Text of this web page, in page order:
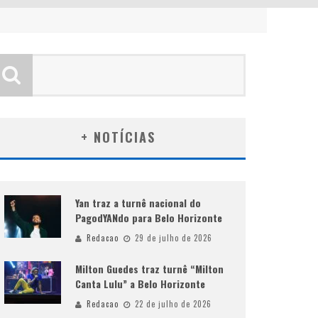
+ NOTÍCIAS
Yan traz a turnê nacional do
PagodYANdo para Belo Horizonte
Redacao 29 de julho de 2026
Milton Guedes traz turnê “Milton
Canta Lulu” a Belo Horizonte
Redacao 22 de julho de 2026